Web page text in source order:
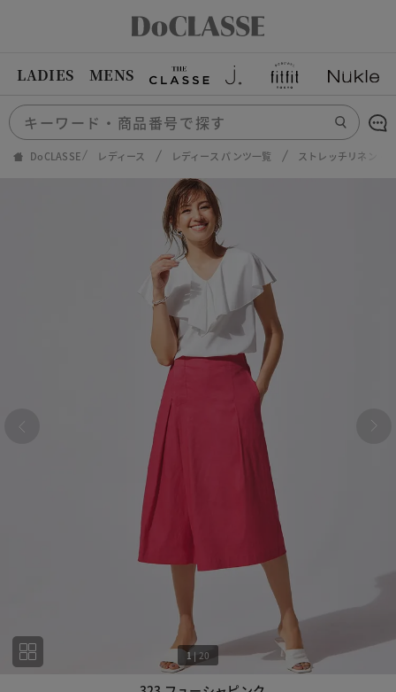
LADIES MENS
DoCLASSE レディース レディース パンツ一覧 ストレッチリネン・
1 | 20